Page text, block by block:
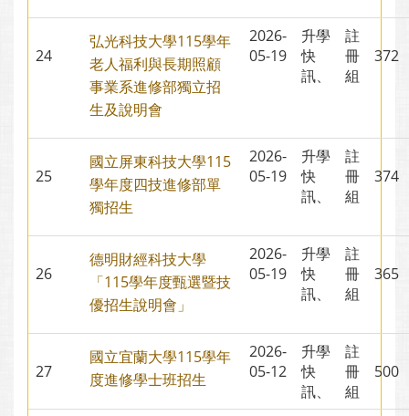
24
弘光科技大學115學年
老人福利與長期照顧
事業系進修部獨立招
生及說明會
2026-
05-19
升學
快
訊、
註
冊
組
25
國立屏東科技大學115
學年度四技進修部單
獨招生
2026-
05-19
升學
快
訊、
註
冊
組
26
德明財經科技大學
「115學年度甄選暨技
優招生說明會」
2026-
05-19
升學
快
訊、
註
冊
組
27
國立宜蘭大學115學年
度進修學士班招生
2026-
05-12
升學
快
訊、
註
冊
組